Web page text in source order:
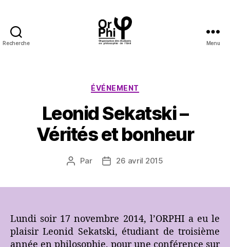
Recherche Menu
Catégories
ÉVÉNEMENT
Leonid Sekatski –
Vérités et bonheur
Auteur
Par
Date26 avril 2015
Lundi soir 17 novembre 2014, l’ORPHI a eu le
plaisir Leonid Sekatski, étudiant de troisième